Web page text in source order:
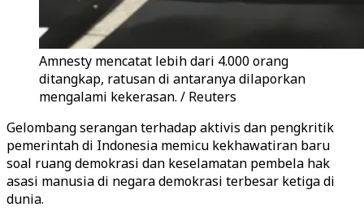
Amnesty mencatat lebih dari 4.000 orang
ditangkap, ratusan di antaranya dilaporkan
mengalami kekerasan. / Reuters
Gelombang serangan terhadap aktivis dan pengkritik
pemerintah di Indonesia memicu kekhawatiran baru
soal ruang demokrasi dan keselamatan pembela hak
asasi manusia di negara demokrasi terbesar ketiga di
dunia.